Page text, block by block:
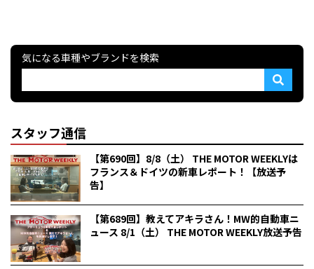
気になる車種やブランドを検索
スタッフ通信
【第690回】8/8（土） THE MOTOR WEEKLYは
フランス＆ドイツの新車レポート！【放送予
告】
【第689回】教えてアキラさん！MW的自動車ニ
ュース 8/1（土） THE MOTOR WEEKLY放送予告